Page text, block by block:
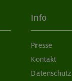
Info
Presse
Kontakt
Datenschutz